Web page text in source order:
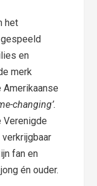
het
en
merk
Amerikaanse
changing’.
Verenigde
fan en
én ouder.